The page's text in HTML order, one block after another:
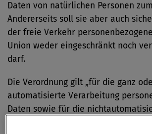
Daten von natürlichen Personen
Andererseits soll sie aber auch
der freie Verkehr
Union weder eingeschränkt noch
darf.
Die Verordnung gilt „für die ganz
automatisierte Verarbeitung
Daten sowie für die